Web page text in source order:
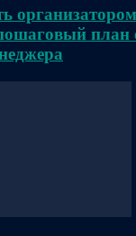
план